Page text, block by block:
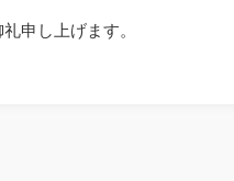
申し上げます。